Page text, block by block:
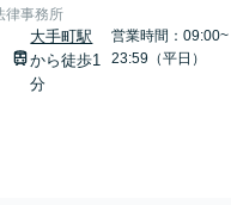
律事務所
大手町駅
から徒歩1
分
営業時間：09:00~
23:59（平日）